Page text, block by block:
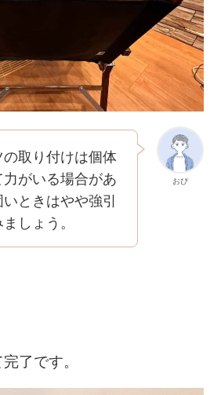
おぴ
取り付けは個体
がいる場合があ
ときはやや強引
しょう。
了です。